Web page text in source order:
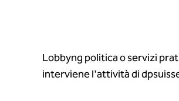
Lobbyng politica o servizi
interviene l'attività di